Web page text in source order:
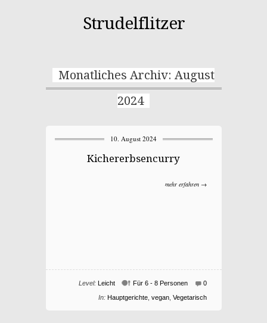
Strudelflitzer
Monatliches Archiv: August
2024
10. August 2024
Kichererbsencurry
mehr erfahren →
0
Für 6 - 8 Personen
Level: Leicht
In: Hauptgerichte, vegan, Vegetarisch